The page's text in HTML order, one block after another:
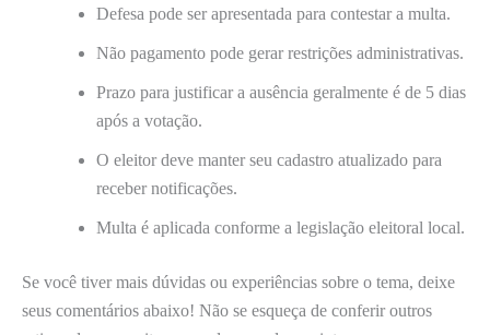
Defesa pode ser apresentada para contestar a multa.
Não pagamento pode gerar restrições administrativas.
Prazo para justificar a ausência geralmente é de 5 dias
após a votação.
O eleitor deve manter seu cadastro atualizado para
receber notificações.
Multa é aplicada conforme a legislação eleitoral local.
Se você tiver mais dúvidas ou experiências sobre o tema, deixe
seus comentários abaixo! Não se esqueça de conferir outros